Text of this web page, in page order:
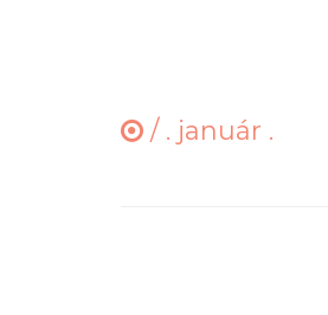
/ . január .